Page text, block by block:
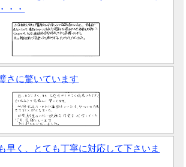
・・
さに驚いています
早く、とても丁寧に対応して下さいま